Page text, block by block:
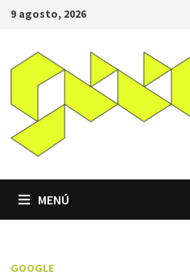
Saltar
contenido
9 agosto, 2026
MENÚ
GOOGLE